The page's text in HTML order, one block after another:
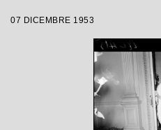
Giulini, con la regia
07 DICEMBRE 1953